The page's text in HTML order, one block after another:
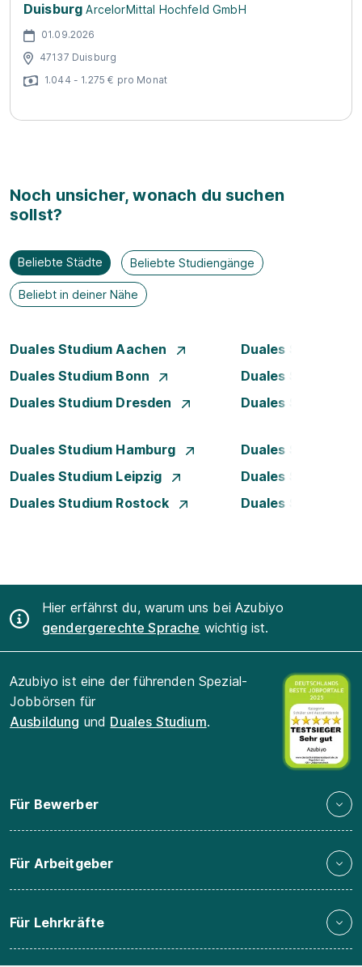
Duisburg ArcelorMittal Hochfeld GmbH
01.09.2026
47137 Duisburg
1.044 - 1.275 € pro Monat
Noch unsicher, wonach du suchen
sollst?
Beliebte Städte Beliebte Studiengänge
Beliebt in deiner Nähe
Duales Studium Aachen
Duales Studium
Duales Studium Bonn
Duales Studium
Duales Studium Dresden
Duales Studium
Duales Studium Hamburg
Duales Studium
Duales Studium Leipzig
Duales Studium
Duales Studium Rostock
Duales Studium
Hier erfährst du, warum uns bei Azubiyo
gendergerechte Sprache wichtig ist.
Azubiyo ist eine der führenden Spezial-
Jobbörsen für
Ausbildung und Duales Studium.
Für Bewerber
Für Arbeitgeber
Für Lehrkräfte